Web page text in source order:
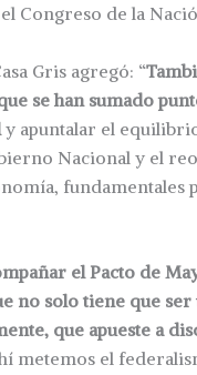
Congreso de la
Gris agregó: “
se han sumado
y apuntalar el
Nacional y el
fundamentales
el Pacto de
no solo tiene que ser
que apueste a
metemos el